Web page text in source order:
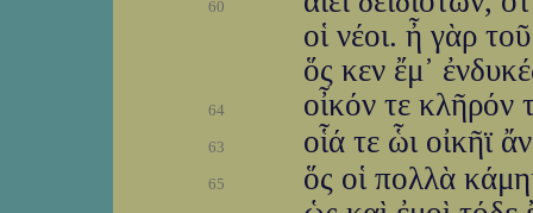
60
οἱ νέοι. ἦ γὰρ
ὅς κεν ἔμ᾽
64 οἶκόν τε κλῆρόν
63 οἷά τε ὧι οἰκῆϊ
65
ὅς οἱ πολλὰ